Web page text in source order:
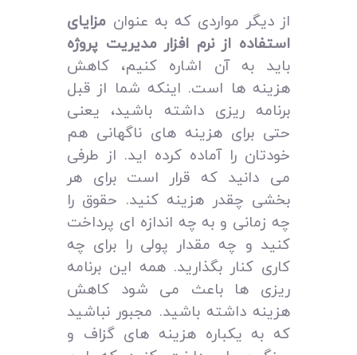
از دیگر مواردی که به عنوان مزایای
استفاده از نرم افزار مدیریت پروژه
باید به آن اشاره کنیم، کاهش
هزینه‌ ها است. اینکه شما از قبل
برنامه‌ ریزی داشته باشید، یعنی
حتی برای هزینه‌ های ناگهانی هم
خودتان را آماده کرده‌ اید. از طرفی
می‌ دانید که قرار است برای هر
بخشی چقدر هزینه کنید. حقوق را
چه زمانی و به چه اندازه‌ ای پرداخت
کنید و چه مقدار پولی را برای چه
کاری کنار بگذارید. همه این برنامه‌
ریزی‌ ها باعث می‌ شود کاهش
هزینه داشته باشید. مجبور نباشید
که به یکباره هزینه‌ های گزاف و